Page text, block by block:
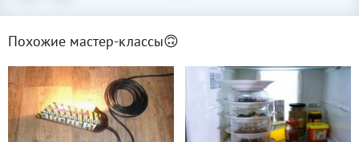
Похожие мастер-классы🙃